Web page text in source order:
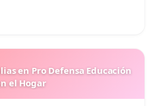
en Pro Defensa Educación
el Hogar